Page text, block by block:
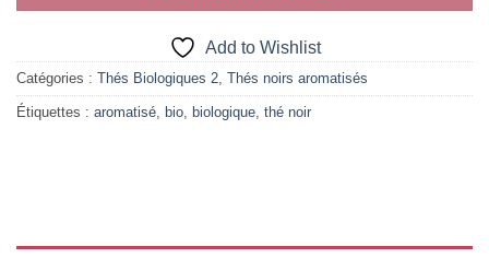
Add to Wishlist
Catégories : Thés Biologiques 2 Thés noirs aromatisés
Étiquettes : aromatisé bio biologique thé noir